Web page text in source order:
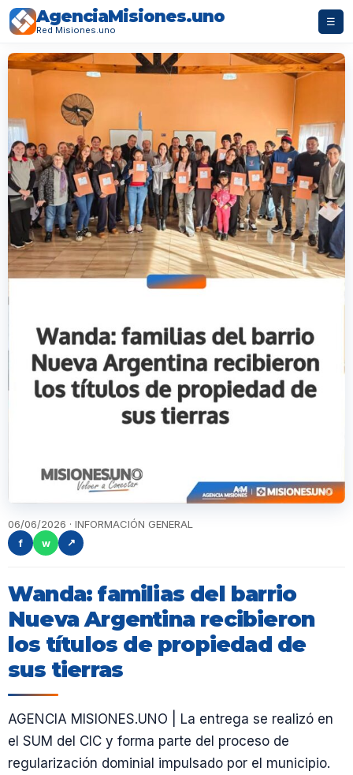
AgenciaMisiones.uno
Red Misiones.uno
☰
06/06/2026 · INFORMACIÓN GENERAL
f
w ↗
Wanda: familias del barrio
Nueva Argentina recibieron
los títulos de propiedad de
sus tierras
AGENCIA MISIONES.UNO | La entrega se realizó en
el SUM del CIC y forma parte del proceso de
regularización dominial impulsado por el municipio.